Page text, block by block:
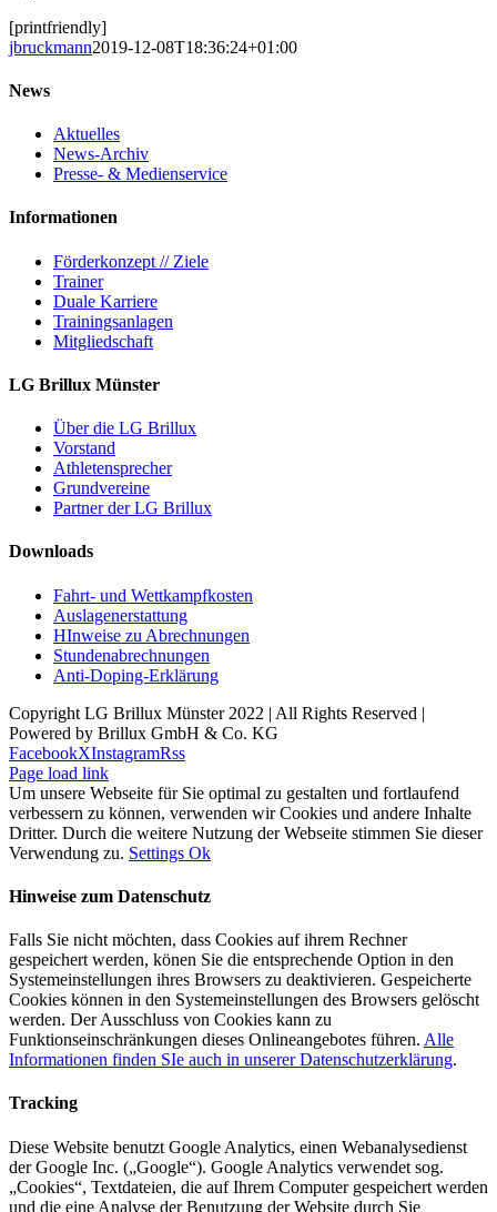
[printfriendly]
jbruckmann2019-12-08T18:36:24+01:00
News
Aktuelles
News-Archiv
Presse- & Medienservice
Informationen
Förderkonzept // Ziele
Trainer
Duale Karriere
Trainingsanlagen
Mitgliedschaft
LG Brillux Münster
Über die LG Brillux
Vorstand
Athletensprecher
Grundvereine
Partner der LG Brillux
Downloads
Fahrt- und Wettkampfkosten
Auslagenerstattung
HInweise zu Abrechnungen
Stundenabrechnungen
Anti-Doping-Erklärung
Copyright LG Brillux Münster 2022 | All Rights Reserved |
Powered by Brillux GmbH & Co. KG
FacebookXInstagramRss
Page load link
Um unsere Webseite für Sie optimal zu gestalten und fortlaufend
verbessern zu können, verwenden wir Cookies und andere Inhalte
Dritter. Durch die weitere Nutzung der Webseite stimmen Sie dieser
Verwendung zu. Settings Ok
Hinweise zum Datenschutz
Falls Sie nicht möchten, dass Cookies auf ihrem Rechner
gespeichert werden, könen Sie die entsprechende Option in den
Systemeinstellungen ihres Browsers zu deaktivieren. Gespeicherte
Cookies können in den Systemeinstellungen des Browsers gelöscht
werden. Der Ausschluss von Cookies kann zu
Funktionseinschränkungen dieses Onlineangebotes führen. Alle
Informationen finden SIe auch in unserer Datenschutzerklärung.
Tracking
Diese Website benutzt Google Analytics, einen Webanalysedienst
der Google Inc. („Google“). Google Analytics verwendet sog.
„Cookies“, Textdateien, die auf Ihrem Computer gespeichert werden
und die eine Analyse der Benutzung der Website durch Sie